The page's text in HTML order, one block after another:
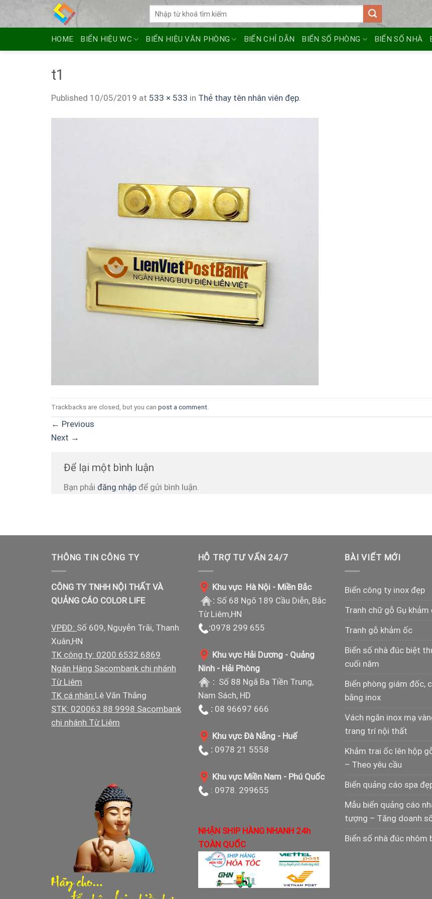
HOME BIỂN HIỆU WC BIỂN HIỆU VĂN PHÒNG BIỂN CHỈ DẪN BIỂN SỐ PHÒNG BIỂN SỐ NHÀ
t1
Published 10/05/2019 at 533 × 533 in Thẻ thay tên nhân viên đẹp.
Trackbacks are closed, but you can post a comment
← Previous
Next →
Để lại một bình luận
Bạn phải đăng nhập để gửi bình luận.
THÔNG TIN CÔNG TY
CÔNG TY TNHH NỘI THẤT VÀ
QUẢNG CÁO COLOR LIFE
VPĐD: Số 609, Nguyễn Trãi, Thanh
Xuân,HN
TK công ty: 0200 6532 6869
Ngân Hàng Sacombank chi nhánh
Từ Liêm
TK cá nhân:Lê Văn Thắng
STK: 020063 88 9998 Sacombank
chi nhánh Từ Liêm
HỖ TRỢ TƯ VẤN 24/7
Khu vực Hà Nội - Miền Bắc
: Số 68 Ngõ 189 Cầu Diễn, Bắc
Từ Liêm,HN
:0978 299 655
Khu vực Hải Dương - Quảng
Ninh - Hải Phòng
: Số 88 Ngã Ba Tiền Trung,
Nam Sách, HD
: 08 96697 666
Khu vực Đà Nẵng - Huế
: 0978 21 5558
Khu vực Miền Nam - Phú Quốc
: 0978. 299655
NHẬN SHIP HÀNG NHANH 24h
TOÀN QUỐC
BÀI VIẾT MỚI
Biển công ty inox đẹp
Tranh chữ gỗ Gụ khảm
Tranh gỗ khảm ốc
Biển số nhà đúc biệt
cuối năm
Biển phòng giám đốc,
bằng inox
Vách ngăn inox mạ
trang trí nội thất
Khảm trai ốc lên hộp
– Theo yêu cầu
Biển quảng cáo spa
Mẫu biển quảng cáo
tượng – Tăng doanh
Biển số nhà đúc nhôm